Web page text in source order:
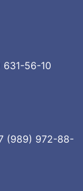
56-10
(989) 972-88-